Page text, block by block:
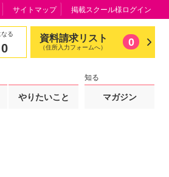
る
0
資料請求リスト
（住所入力フォームへ） 0
やりたいこと
知る
マガジン
サイトマップ 掲載スクール様ログイン